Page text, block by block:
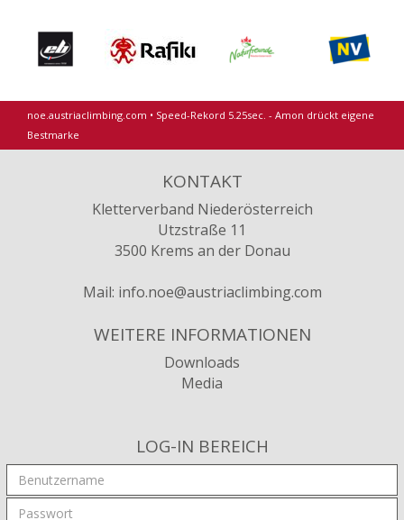
noe.austriaclimbing.com • Speed-Rekord 5.25sec. - Amon drückt eigene
Bestmarke
KONTAKT
Kletterverband Niederösterreich
Utzstraße 11
3500 Krems an der Donau
Mail: info.noe@austriaclimbing.com
WEITERE INFORMATIONEN
Downloads
Media
LOG-IN BEREICH